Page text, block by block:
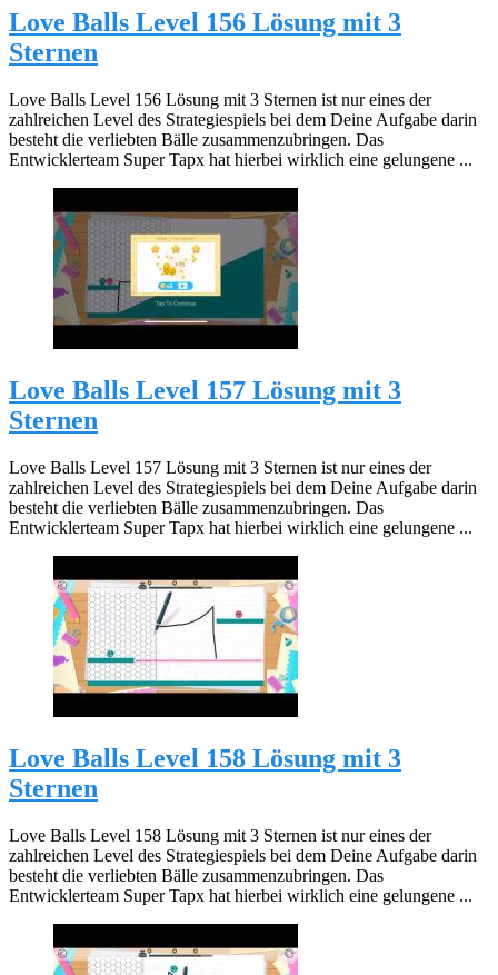
Love Balls Level 156 Lösung mit 3
Sternen
Love Balls Level 156 Lösung mit 3 Sternen ist nur eines der
zahlreichen Level des Strategiespiels bei dem Deine Aufgabe darin
besteht die verliebten Bälle zusammenzubringen. Das
Entwicklerteam Super Tapx hat hierbei wirklich eine gelungene ...
Love Balls Level 157 Lösung mit 3
Sternen
Love Balls Level 157 Lösung mit 3 Sternen ist nur eines der
zahlreichen Level des Strategiespiels bei dem Deine Aufgabe darin
besteht die verliebten Bälle zusammenzubringen. Das
Entwicklerteam Super Tapx hat hierbei wirklich eine gelungene ...
Love Balls Level 158 Lösung mit 3
Sternen
Love Balls Level 158 Lösung mit 3 Sternen ist nur eines der
zahlreichen Level des Strategiespiels bei dem Deine Aufgabe darin
besteht die verliebten Bälle zusammenzubringen. Das
Entwicklerteam Super Tapx hat hierbei wirklich eine gelungene ...